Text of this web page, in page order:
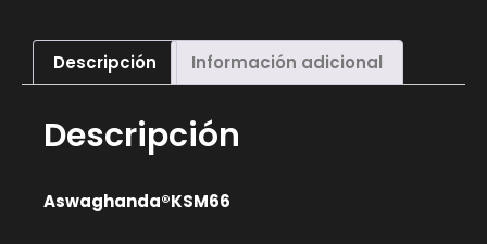
Descripción Información adicional
Descripción
Aswaghanda®KSM66